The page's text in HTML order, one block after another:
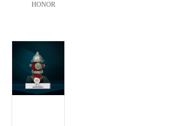
HONOR